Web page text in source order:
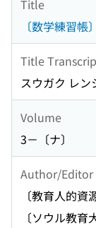
Title
〔数学練習帳〕
Title
スウガク レン
Volume
3－〔ナ〕
Author/Editor
〔教育人的資
〔ソウル教